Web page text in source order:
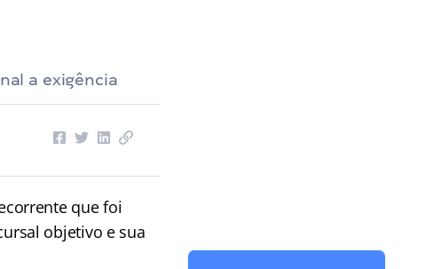
a exigência
que foi
objetivo e sua